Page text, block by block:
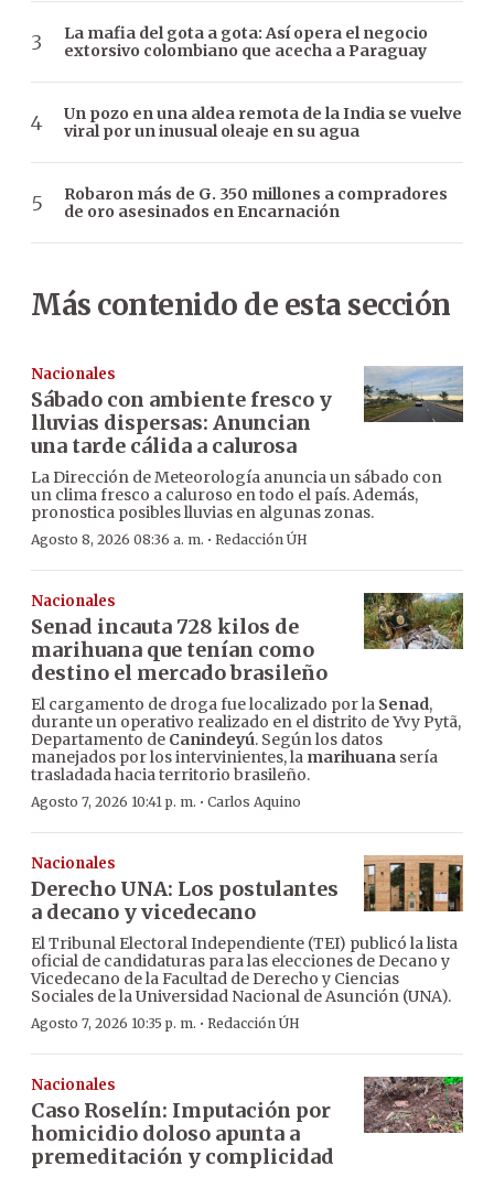
La mafia del gota a gota: Así opera el negocio
extorsivo colombiano que acecha a Paraguay
Un pozo en una aldea remota de la India se vuelve
viral por un inusual oleaje en su agua
Robaron más de G. 350 millones a compradores
de oro asesinados en Encarnación
Más contenido de esta sección
Nacionales
Sábado con ambiente fresco y
lluvias dispersas: Anuncian
una tarde cálida a calurosa
La Dirección de Meteorología anuncia un sábado con
un clima fresco a caluroso en todo el país. Además,
pronostica posibles lluvias en algunas zonas.
Agosto 8, 2026 08:36 a. m. · Redacción ÚH
Nacionales
Senad incauta 728 kilos de
marihuana que tenían como
destino el mercado brasileño
El cargamento de droga fue localizado por la Senad,
durante un operativo realizado en el distrito de Yvy Pytã,
Departamento de Canindeyú. Según los datos
manejados por los intervinientes, la marihuana sería
trasladada hacia territorio brasileño.
Agosto 7, 2026 10:41 p. m. · Carlos Aquino
Nacionales
Derecho UNA: Los postulantes
a decano y vicedecano
El Tribunal Electoral Independiente (TEI) publicó la lista
oficial de candidaturas para las elecciones de Decano y
Vicedecano de la Facultad de Derecho y Ciencias
Sociales de la Universidad Nacional de Asunción (UNA).
Agosto 7, 2026 10:35 p. m. · Redacción ÚH
Nacionales
Caso Roselín: Imputación por
homicidio doloso apunta a
premeditación y complicidad